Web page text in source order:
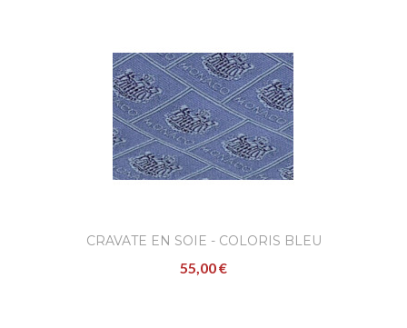
CRAVATE EN SOIE - COLORIS BLEU
55,00 €